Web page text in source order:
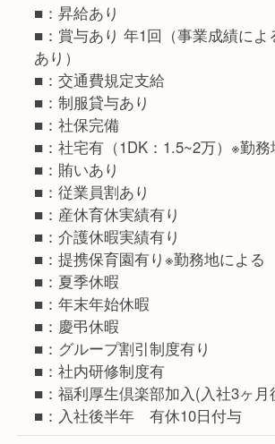
■：昇給あり
■：賞与あり 年1回（事業成績によ
あり）
■：交通費規定支給
■：制服貸与あり
■：社保完備
■：社宅有（1DK：1.5~2万）※勤務
■：賄いあり
■：従業員割あり
■：産休育休実績有り
■：介護休暇実績有り
■：提携保育園有り※勤務地による
■：夏季休暇
■：年末年始休暇
■：慶弔休暇
■：グループ割引制度有り
■：社内研修制度有
■：福利厚生倶楽部加入(入社3ヶ月
■：入社後半年 有休10日付与